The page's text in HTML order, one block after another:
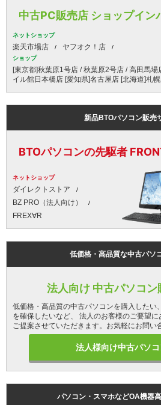
中古PC販売店 ショップイン
ネットショップ
楽天市場店 ヤフオク！店
ショップ
[東京都]秋葉原1号店 / 秋葉原2号店 / 高田馬
イル館日本橋店 [愛知県]名古屋店 [北海道]札
新品BTOパソコン販売
BTOパソコンの先駆者
ネットショップ
ダイレクトストア
BZ PRO（法人向け）
FREX∀R
低価格・高品質な中古パソ
法人向け 中古パソコン
低価格・高品質の中古パソコンを購入したい
を確保したいなど、 法人のお客様のご要望
ご提案させていただきます。お気軽にお問い
法人様向け中古パソ
パソコン・スマホなどOA機器